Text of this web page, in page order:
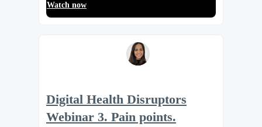
Watch now
Digital Health Disruptors
Webinar 3. Pain points.